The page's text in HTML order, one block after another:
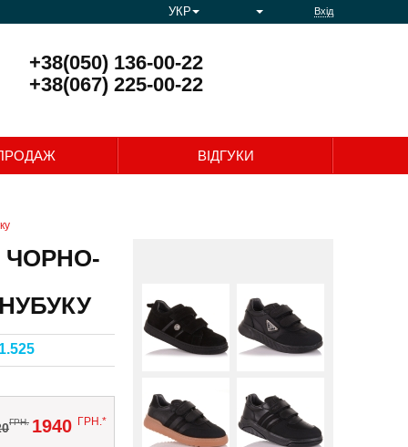
Вхід
УКР
+38(050) 136-00-22
+38(067) 225-00-22
ВІДГУКИ
ЧОРНО-
ГРН. 1940 ГРН.*
Вверх